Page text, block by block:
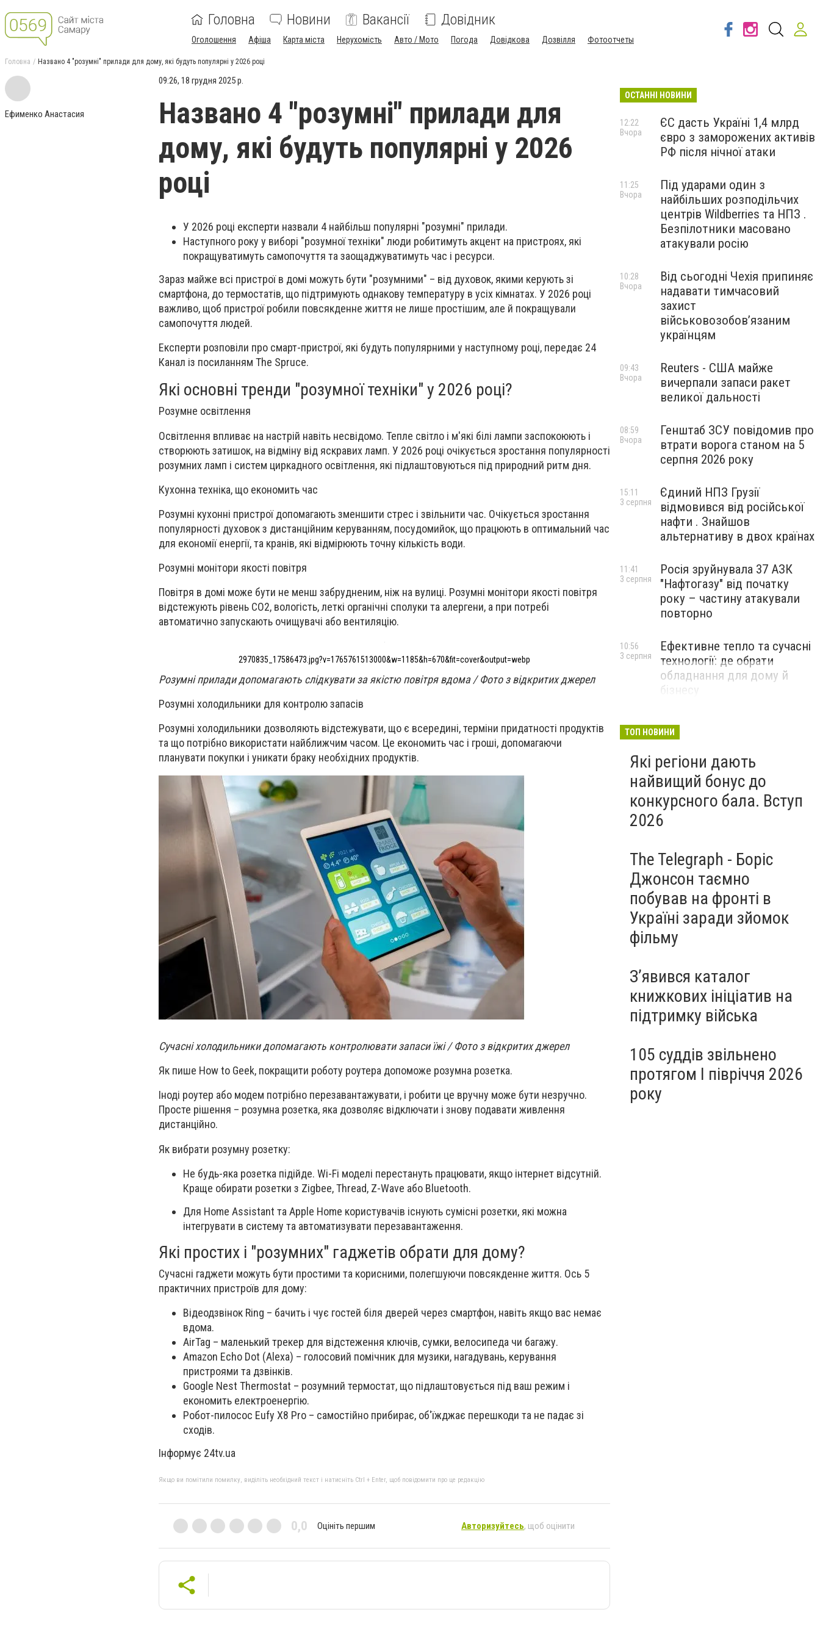
Головна Новини Вакансії Довідник
Оголошення Афіша Карта міста Нерухомість Авто / Мото Погода Довідкова Дозвілля Фотоотчеты
Головна Названо 4 "розумні" прилади для дому, які будуть популярні у 2026 році
Ефименко Анастасия
09:26, 18 грудня 2025 р.
Названо 4 "розумні" прилади для
дому, які будуть популярні у 2026
році
У 2026 році експерти назвали 4 найбільш популярні "розумні" прилади.
Наступного року у виборі "розумної техніки" люди робитимуть акцент на пристроях, які
покращуватимуть самопочуття та заощаджуватимуть час і ресурси.
Зараз майже всі пристрої в домі можуть бути "розумними" – від духовок, якими керують зі
смартфона, до термостатів, що підтримують однакову температуру в усіх кімнатах. У 2026 році
важливо, щоб пристрої робили повсякденне життя не лише простішим, але й покращували
самопочуття людей.
Експерти розповіли про смарт-пристрої, які будуть популярними у наступному році, передає 24
Канал із посиланням The Spruce.
Які основні тренди "розумної техніки" у 2026 році?
Розумне освітлення
Освітлення впливає на настрій навіть несвідомо. Тепле світло і м'які білі лампи заспокоюють і
створюють затишок, на відміну від яскравих ламп. У 2026 році очікується зростання популярності
розумних ламп і систем циркадного освітлення, які підлаштовуються під природний ритм дня.
Кухонна техніка, що економить час
Розумні кухонні пристрої допомагають зменшити стрес і звільнити час. Очікується зростання
популярності духовок з дистанційним керуванням, посудомийок, що працюють в оптимальний час
для економії енергії, та кранiв, які відмірюють точну кількість води.
Розумні монітори якості повітря
Повітря в домі може бути не менш забрудненим, ніж на вулиці. Розумні монітори якості повітря
відстежують рівень CO2, вологість, леткі органічні сполуки та алергени, а при потребі
автоматично запускають очищувачі або вентиляцію.
2970835_17586473.jpg?v=1765761513000&w=1185&h=670&fit=cover&output=webp
Розумні прилади допомагають слідкувати за якістю повітря вдома / Фото з відкритих джерел
Розумні холодильники для контролю запасів
Розумні холодильники дозволяють відстежувати, що є всередині, терміни придатності продуктів
та що потрібно використати найближчим часом. Це економить час і гроші, допомагаючи
планувати покупки і уникати браку необхідних продуктів.
Сучасні холодильники допомагають контролювати запаси їжі / Фото з відкритих джерел
Як пише How to Geek, покращити роботу роутера допоможе розумна розетка.
Іноді роутер або модем потрібно перезавантажувати, і робити це вручну може бути незручно.
Просте рішення – розумна розетка, яка дозволяє відключати і знову подавати живлення
дистанційно.
Як вибрати розумну розетку:
Не будь-яка розетка підійде. Wi-Fi моделі перестануть працювати, якщо інтернет відсутній.
Краще обирати розетки з Zigbee, Thread, Z-Wave або Bluetooth.
Для Home Assistant та Apple Home користувачів існують сумісні розетки, які можна
інтегрувати в систему та автоматизувати перезавантаження.
Які простих і "розумних" гаджетів обрати для дому?
Сучасні гаджети можуть бути простими та корисними, полегшуючи повсякденне життя. Ось 5
практичних пристроїв для дому:
Відеодзвінок Ring – бачить і чує гостей біля дверей через смартфон, навіть якщо вас немає
вдома.
AirTag – маленький трекер для відстеження ключів, сумки, велосипеда чи багажу.
Amazon Echo Dot (Alexa) – голосовий помічник для музики, нагадувань, керування
пристроями та дзвінків.
Google Nest Thermostat – розумний термостат, що підлаштовується під ваш режим і
економить електроенергію.
Робот-пилосос Eufy X8 Pro – самостійно прибирає, об'їжджає перешкоди та не падає зі
сходів.
Інформує 24tv.ua
Якщо ви помітили помилку, виділіть необхідний текст і натисніть Ctrl + Enter, щоб повідомити про це редакцію
0,0 Оцініть першим Авторизуйтесь, щоб оцінити
ОСТАННІ НОВИНИ
ЄС дасть Україні 1,4 млрд
євро з заморожених активів
РФ після нічної атаки
12:22
Вчора
Під ударами один з
найбільших розподільчих
центрів Wildberries та НПЗ .
Безпілотники масовано
атакували росію
11:25
Вчора
Від сьогодні Чехія припиняє
надавати тимчасовий
захист
військовозобов’язаним
українцям
10:28
Вчора
Reuters - США майже
вичерпали запаси ракет
великої дальності
09:43
Вчора
Генштаб ЗСУ повідомив про
втрати ворога станом на 5
серпня 2026 року
08:59
Вчора
Єдиний НПЗ Грузії
відмовився від російської
нафти . Знайшов
альтернативу в двох країнах
15:11
3 серпня
Росія зруйнувала 37 АЗК
"Нафтогазу" від початку
року – частину атакували
повторно
11:41
3 серпня
Ефективне тепло та сучасні
технології: де обрати
обладнання для дому й
бізнесу
10:56
3 серпня
ТОП НОВИНИ
Які регіони дають
найвищий бонус до
конкурсного бала. Вступ
2026
The Telegraph - Боріс
Джонсон таємно
побував на фронті в
Україні заради зйомок
фільму
З’явився каталог
книжкових ініціатив на
підтримку війська
105 суддів звільнено
протягом I півріччя 2026
року